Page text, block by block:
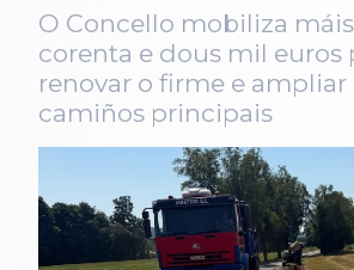
O Concello mobiliza
corenta e dous mil euros
renovar o firme e
camiños principais